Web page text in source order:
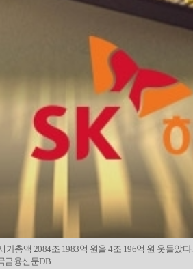
총액 2084조 1983억 원을 4조 196억 원 웃돌았
금융신문DB